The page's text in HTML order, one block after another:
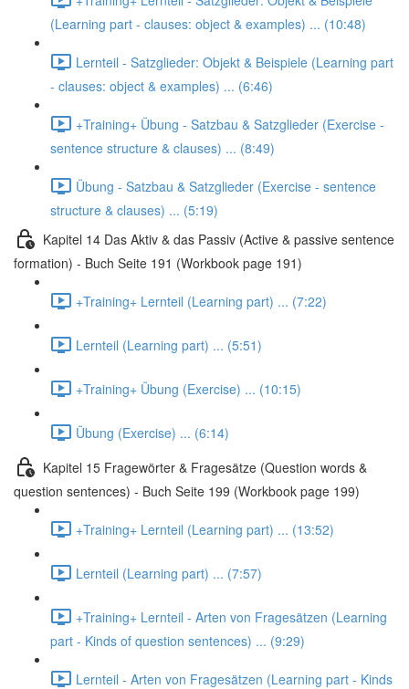
(Learning part - clauses: object & examples) ... (10:48)
Lernteil - Satzglieder: Objekt & Beispiele (Learning part
- clauses: object & examples) ... (6:46)
+Training+ Übung - Satzbau & Satzglieder (Exercise -
sentence structure & clauses) ... (8:49)
Übung - Satzbau & Satzglieder (Exercise - sentence
structure & clauses) ... (5:19)
Kapitel 14 Das Aktiv & das Passiv (Active & passive sentence
formation) - Buch Seite 191 (Workbook page 191)
+Training+ Lernteil (Learning part) ... (7:22)
Lernteil (Learning part) ... (5:51)
+Training+ Übung (Exercise) ... (10:15)
Übung (Exercise) ... (6:14)
Kapitel 15 Fragewörter & Fragesätze (Question words &
question sentences) - Buch Seite 199 (Workbook page 199)
+Training+ Lernteil (Learning part) ... (13:52)
Lernteil (Learning part) ... (7:57)
+Training+ Lernteil - Arten von Fragesätzen (Learning
part - Kinds of question sentences) ... (9:29)
Lernteil - Arten von Fragesätzen (Learning part - Kinds